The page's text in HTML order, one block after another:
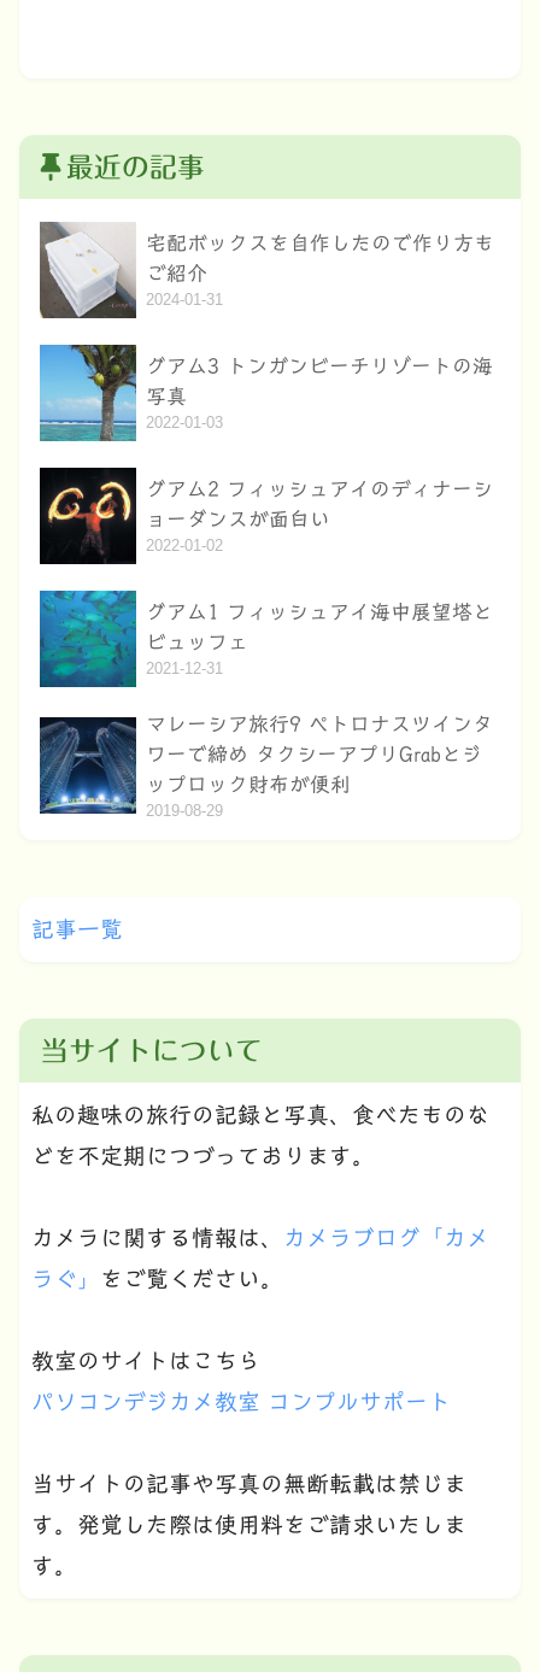
最近の記事
宅配ボックスを自作したので作り方も
ご紹介
2024-01-31
グアム3 トンガンビーチリゾートの海
写真
2022-01-03
グアム2 フィッシュアイのディナーシ
ョーダンスが面白い
2022-01-02
グアム1 フィッシュアイ海中展望塔と
ビュッフェ
2021-12-31
マレーシア旅行9 ペトロナスツインタ
ワーで締め タクシーアプリGrabとジ
ップロック財布が便利
2019-08-29
記事一覧
当サイトについて
私の趣味の旅行の記録と写真、食べたものな
どを不定期につづっております。
カメラに関する情報は、
カメラブログ「カメ
ラぐ」
をご覧ください。
教室のサイトはこちら
パソコンデジカメ教室 コンプルサポート
当サイトの記事や写真の無断転載は禁じま
す。発覚した際は使用料をご請求いたしま
す。